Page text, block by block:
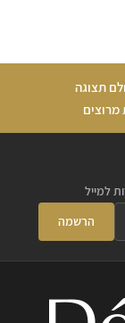
מרוצים
למייל
הרשמה